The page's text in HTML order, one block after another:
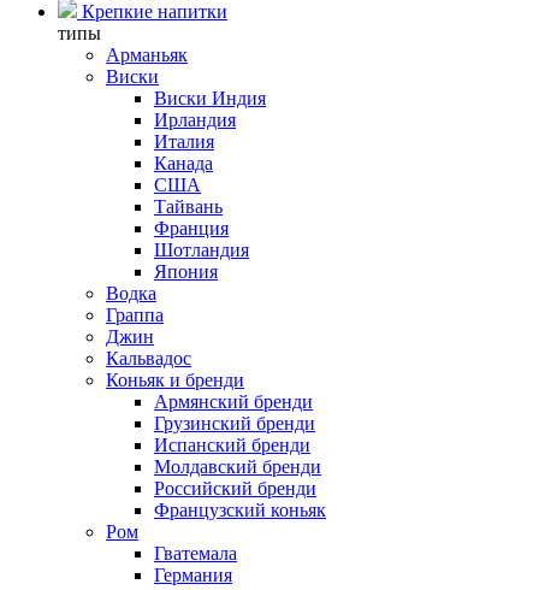
Крепкие напитки
типы
Арманьяк
Виски
Виски Индия
Ирландия
Италия
Канада
США
Тайвань
Франция
Шотландия
Япония
Водка
Граппа
Джин
Кальвадос
Коньяк и бренди
Армянский бренди
Грузинский бренди
Испанский бренди
Молдавский бренди
Российский бренди
Французский коньяк
Ром
Гватемала
Германия